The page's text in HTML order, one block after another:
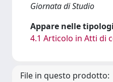
Giornata di Studio
Appare nelle
4.1 Articolo in Atti di
File in questo prodotto: